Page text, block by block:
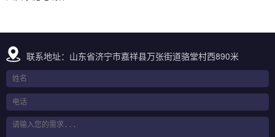
联系地址：山东省济宁市嘉祥县万张街道骆堂村西890米